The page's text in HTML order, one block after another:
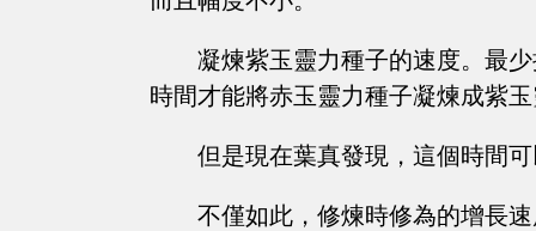
凝煉紫玉靈力種子的速度。最
時間才能將赤玉靈力種子凝煉成紫
但是現在葉真發現，這個時間
不僅如此，修煉時修為的增長